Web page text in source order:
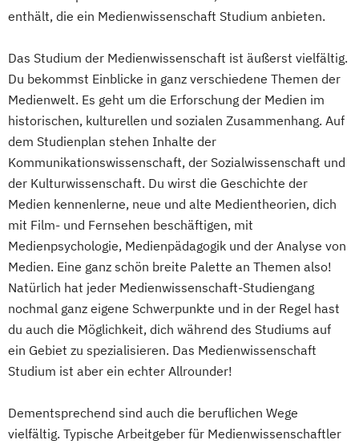
enthält, die ein Medienwissenschaft Studium anbieten.
Das Studium der Medienwissenschaft ist äußerst vielfältig.
Du bekommst Einblicke in ganz verschiedene Themen der
Medienwelt. Es geht um die Erforschung der Medien im
historischen, kulturellen und sozialen Zusammenhang. Auf
dem Studienplan stehen Inhalte der
Kommunikationswissenschaft, der Sozialwissenschaft und
der Kulturwissenschaft. Du wirst die Geschichte der
Medien kennenlerne, neue und alte Medientheorien, dich
mit Film- und Fernsehen beschäftigen, mit
Medienpsychologie, Medienpädagogik und der Analyse von
Medien. Eine ganz schön breite Palette an Themen also!
Natürlich hat jeder Medienwissenschaft-Studiengang
nochmal ganz eigene Schwerpunkte und in der Regel hast
du auch die Möglichkeit, dich während des Studiums auf
ein Gebiet zu spezialisieren. Das Medienwissenschaft
Studium ist aber ein echter Allrounder!
Dementsprechend sind auch die beruflichen Wege
vielfältig. Typische Arbeitgeber für Medienwissenschaftler